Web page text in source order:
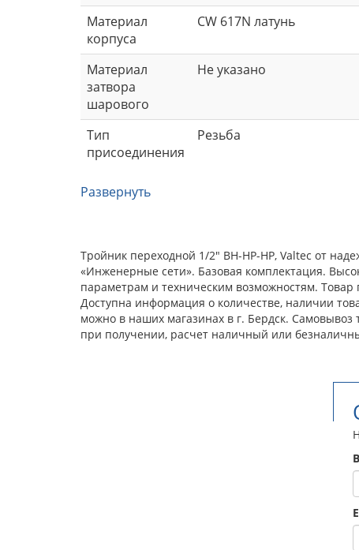
Материал
корпуса
CW 617N латунь
Материал
затвора
шарового
Не указано
Тип
присоединения
Резьба
Развернуть
Тройник переходной 1/2" ВН-НР-НР, Valtec от
«Инженерные сети». Базовая комплектация.
параметрам и техническим возможностям. Товар
Доступна информация о количестве, наличии
можно в наших магазинах в г. Бердск.
при получении, расчет наличный или